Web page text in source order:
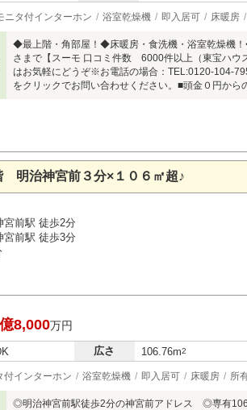
ニタ付インターホン 浴室乾燥機 即入居可 床暖房
◆最上階・角部屋！◆床暖房・食洗機・浴室乾燥機
さまで【スーモ 口コミ件数 6000件以上（東宝ハウ
はお気軽にどうぞ※お電話の場合：TEL:0120-104-
をクリックでお問い合わせください。■頭金０円か
明治神宮前３分×１０６㎡超♪
宮前駅 徒歩2分
宮前駅 徒歩3分
8,000万円
広さ 106.76m2
付インターホン 浴室乾燥機 即入居可 床暖房 所
◎明治神宮前駅徒歩2分の神宮前アドレス ◎専有